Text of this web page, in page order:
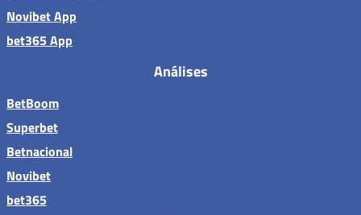
Novibet App
bet365 App
Análises
BetBoom
Superbet
Betnacional
Novibet
bet365